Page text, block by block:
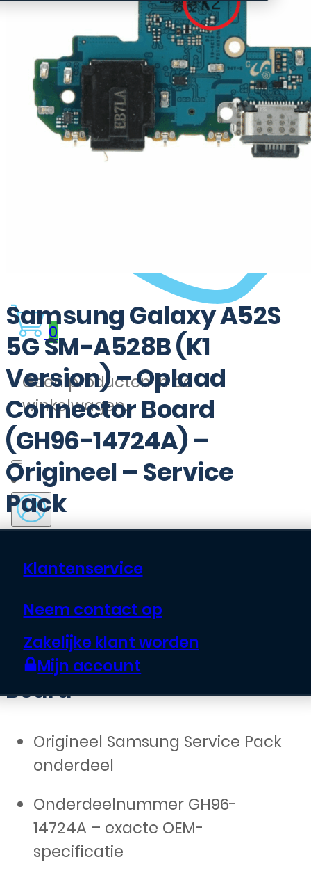
0
Geen producten in de
winkelwagen.
Klantenservice
Neem contact op
Zakelijke klant worden
Mijn account
Samsung Galaxy A52S
5G SM-A528B (K1
Version) – Oplaad
Connector Board
(GH96-14724A) –
Origineel – Service
Pack
€29,95
Samsung Galaxy A52S
5G Oplaad Connector
Board
Origineel Samsung Service Pack
onderdeel
Onderdeelnummer GH96-
14724A – exacte OEM-
specificatie